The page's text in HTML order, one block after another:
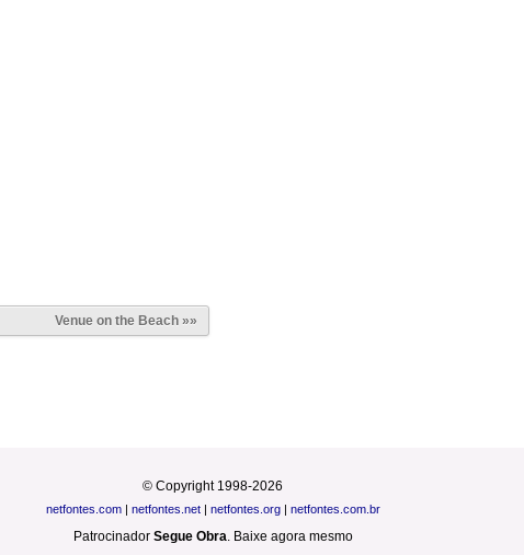
Venue on the Beach »»
© Copyright 1998-2026
netfontes.com| netfontes.net| netfontes.org| netfontes.com.br
Patrocinador Segue Obra. Baixe agora mesmo